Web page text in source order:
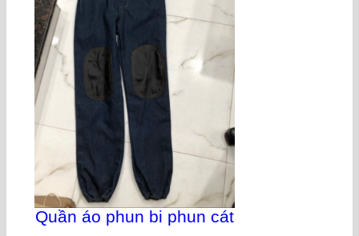
Quần áo phun bi phun cát